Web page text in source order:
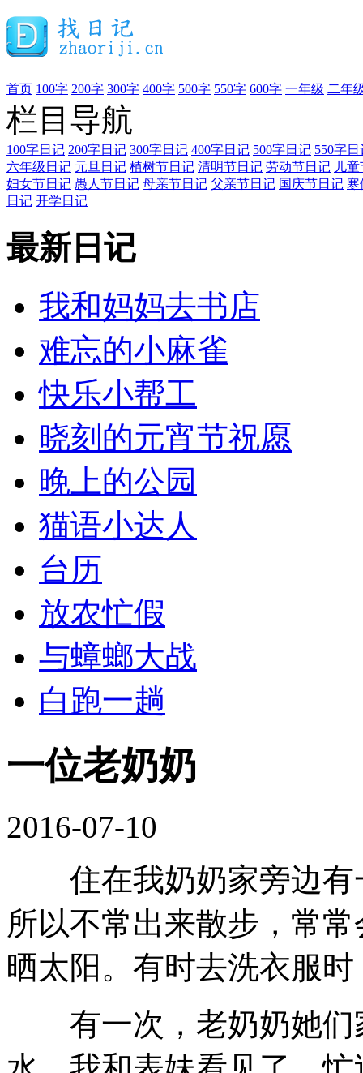
首页 100字 200字 300字 400字 500字 550字 600字 一年级 二年
栏目导航
100字日记 200字日记 300字日记 400字日记 500字日记 550字日
六年级日记 元旦日记 植树节日记 清明节日记 劳动节日记 儿
妇女节日记 愚人节日记 母亲节日记 父亲节日记 国庆节日记 寒
日记 开学日记
最新日记
我和妈妈去书店
难忘的小麻雀
快乐小帮工
晓刻的元宵节祝愿
晚上的公园
猫语小达人
台历
放农忙假
与蟑螂大战
白跑一趟
一位老奶奶
2016-07-10
住在我奶奶家旁边有
所以不常出来散步，常
晒太阳。有时去洗衣服
有一次，老奶奶她们